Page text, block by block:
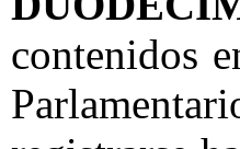
contenidos